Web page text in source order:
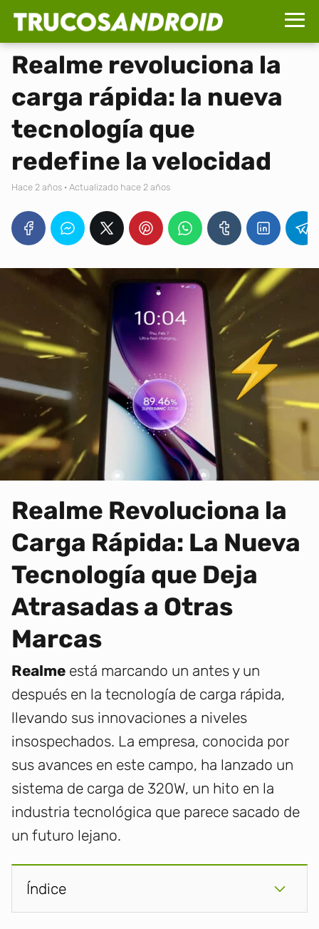
Realme revoluciona la
carga rápida: la nueva
tecnología que
redefine la velocidad
hace 2 años · Actualizado hace 2 años
Realme Revoluciona la
Carga Rápida: La Nueva
Tecnología que Deja
Atrasadas a Otras
Marcas
Realme está marcando un antes y un
después en la tecnología de carga rápida,
llevando sus innovaciones a niveles
insospechados. La empresa, conocida por
sus avances en este campo, ha lanzado un
sistema de carga de 320W, un hito en la
industria tecnológica que parece sacado de
un futuro lejano.
Índice